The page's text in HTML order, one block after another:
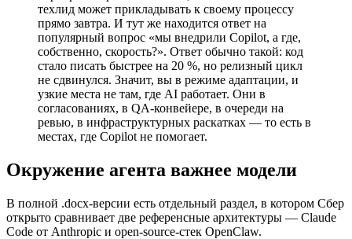
техлид может прикладывать к своему процессу
прямо завтра. И тут же находится ответ на
популярный вопрос «мы внедрили Copilot, а где,
собственно, скорость?». Ответ обычно такой: код
стало писать быстрее на 20 %, но релизный цикл
не сдвинулся. Значит, вы в режиме адаптации, и
узкие места не там, где AI работает. Они в
согласованиях, в QA-конвейере, в очереди на
ревью, в инфраструктурных раскатках — то есть в
местах, где Copilot не помогает.
Окружение агента важнее модели
В полной .docx-версии есть отдельный раздел, в котором Сбер
открыто сравнивает две референсные архитектуры — Claude
Code от Anthropic и open-source-стек OpenClaw.